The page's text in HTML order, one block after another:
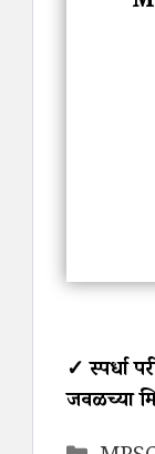
✓ स्पर्धा
जवळच्या